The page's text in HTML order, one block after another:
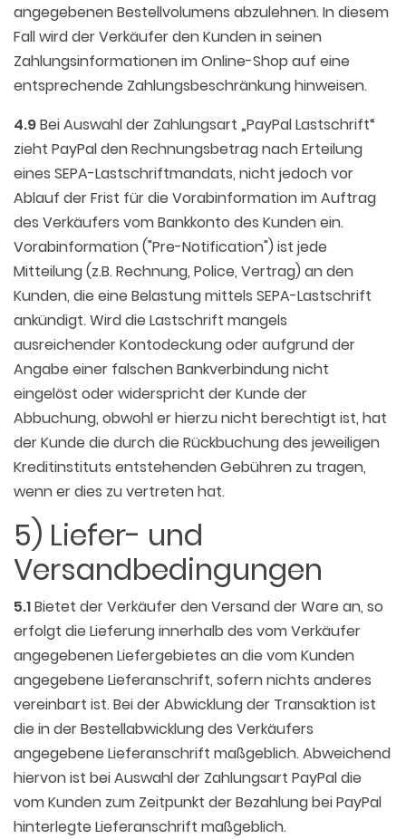
angegebenen Bestellvolumens abzulehnen. In diesem
Fall wird der Verkäufer den Kunden in seinen
Zahlungsinformationen im Online-Shop auf eine
entsprechende Zahlungsbeschränkung hinweisen.
4.9Bei Auswahl der Zahlungsart „PayPal Lastschrift“
zieht PayPal den Rechnungsbetrag nach Erteilung
eines SEPA-Lastschriftmandats, nicht jedoch vor
Ablauf der Frist für die Vorabinformation im Auftrag
des Verkäufers vom Bankkonto des Kunden ein.
Vorabinformation ("Pre-Notification") ist jede
Mitteilung (z.B. Rechnung, Police, Vertrag) an den
Kunden, die eine Belastung mittels SEPA-Lastschrift
ankündigt. Wird die Lastschrift mangels
ausreichender Kontodeckung oder aufgrund der
Angabe einer falschen Bankverbindung nicht
eingelöst oder widerspricht der Kunde der
Abbuchung, obwohl er hierzu nicht berechtigt ist, hat
der Kunde die durch die Rückbuchung des jeweiligen
Kreditinstituts entstehenden Gebühren zu tragen,
wenn er dies zu vertreten hat.
5) Liefer- und
Versandbedingungen
5.1Bietet der Verkäufer den Versand der Ware an, so
erfolgt die Lieferung innerhalb des vom Verkäufer
angegebenen Liefergebietes an die vom Kunden
angegebene Lieferanschrift, sofern nichts anderes
vereinbart ist. Bei der Abwicklung der Transaktion ist
die in der Bestellabwicklung des Verkäufers
angegebene Lieferanschrift maßgeblich. Abweichend
hiervon ist bei Auswahl der Zahlungsart PayPal die
vom Kunden zum Zeitpunkt der Bezahlung bei PayPal
hinterlegte Lieferanschrift maßgeblich.